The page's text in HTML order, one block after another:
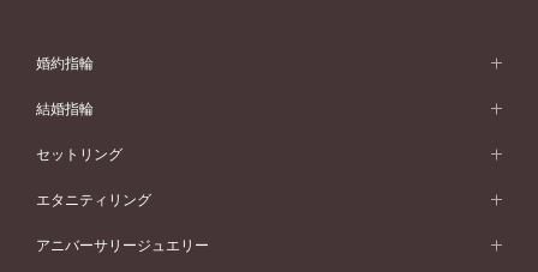
婚約指輪
婚約指輪 (エンゲージリング)
婚約指輪一覧
結婚指輪
結婚指輪 (マリッジリング)
結婚指輪一覧
セットリング
セットリング
セットリング一覧
エタニティリング
エタニティリング
アニバーサリージュエリー